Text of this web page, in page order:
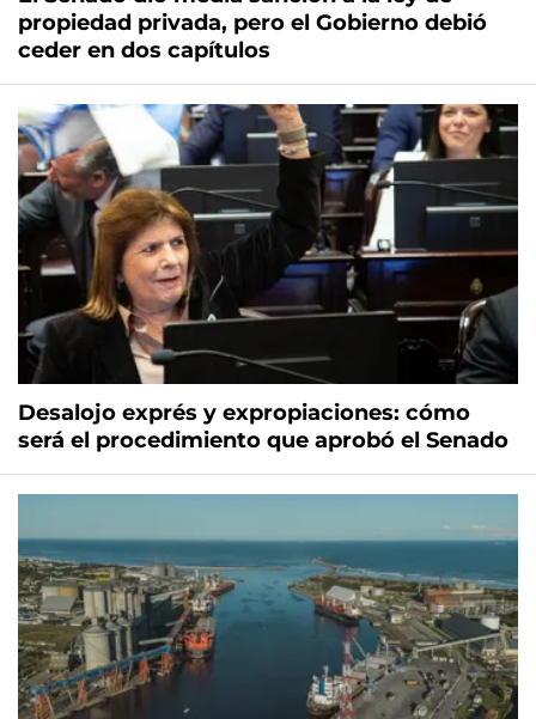
propiedad privada, pero el Gobierno debió
ceder en dos capítulos
Desalojo exprés y expropiaciones: cómo
será el procedimiento que aprobó el Senado